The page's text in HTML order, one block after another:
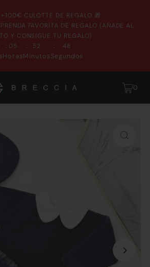
CULOTTE DE REGALO 🎁
FAVORITA DE REGALO (AÑADE AL
Y CONSIGUE TU REGALO)
: 05
Horas
: 52
Minutos
: 48
Segundos
0